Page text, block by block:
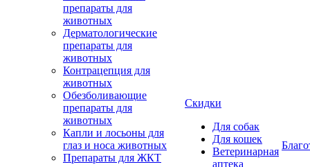
препараты для
животных
Дерматологические
препараты для
животных
Контрацепция для
животных
Обезболивающие
препараты для
животных
Капли и лосьоны для
глаз и носа животных
Препараты для ЖКТ
Скидки
Для собак
Для кошек
Ветеринарная
аптека